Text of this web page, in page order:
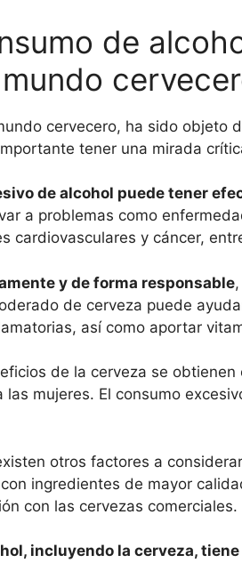
de
cervecero, ha sido objeto
tener una mirada
de alcohol puede tener
a problemas como
cardiovasculares y cáncer,
y de forma responsable
de cerveza puede
así como aportar
de la cerveza se
mujeres. El consumo
otros factores a
ingredientes de mayor
con las cervezas comerciales.
incluyendo la cerveza,